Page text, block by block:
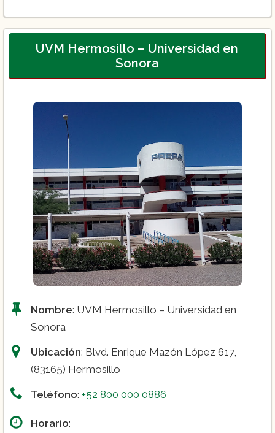
Arquitectura
Ciencias de la Educación
Psicología
UVM Hermosillo – Universidad en
Sonora
Nombre: UVM Hermosillo – Universidad en
Sonora
Ubicación: Blvd. Enrique Mazón López 617,
(83165) Hermosillo
Teléfono: +52 800 000 0886
Horario: